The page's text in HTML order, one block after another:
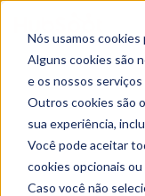
Nós usamos
Alguns cookies são
e os nossos
Outros cookies são
sua experiência,
Você pode aceitar
cookies opcionais
Caso você não